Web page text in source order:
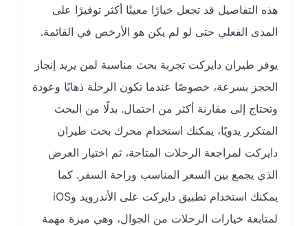
هذه التفاصيل قد تجعل خيارًا معينًا أكثر توفيرًا على
المدى الفعلي حتى لو لم يكن هو الأرخص في القائمة.
يوفر طيران دايركت تجربة بحث مناسبة لمن يريد إنجاز
الحجز بسرعة، خصوصًا عندما تكون الرحلة ذهابًا وعودة
وتحتاج إلى مقارنة أكثر من احتمال. بدلًا من البحث
المتكرر يدويًا، يمكنك استخدام محرك بحث طيران
دايركت لمراجعة الرحلات المتاحة، ثم اختيار العرض
الذي يجمع بين السعر المناسب وراحة السفر. كما
يمكنك استخدام تطبيق دايركت على الأندرويد وiOS
لمتابعة خيارات الرحلات من الجوال، وهي ميزة مهمة